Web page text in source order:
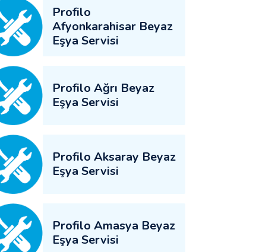
Profilo
Afyonkarahisar Beyaz
Eşya Servisi
Profilo Ağrı Beyaz
Eşya Servisi
Profilo Aksaray Beyaz
Eşya Servisi
Profilo Amasya Beyaz
Eşya Servisi